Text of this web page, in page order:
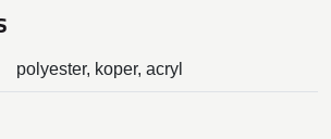
polyester, koper, acryl